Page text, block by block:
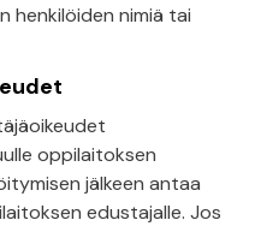
henkilöiden nimiä tai
oppilaitoksen
jälkeen antaa
edustajalle. Jos